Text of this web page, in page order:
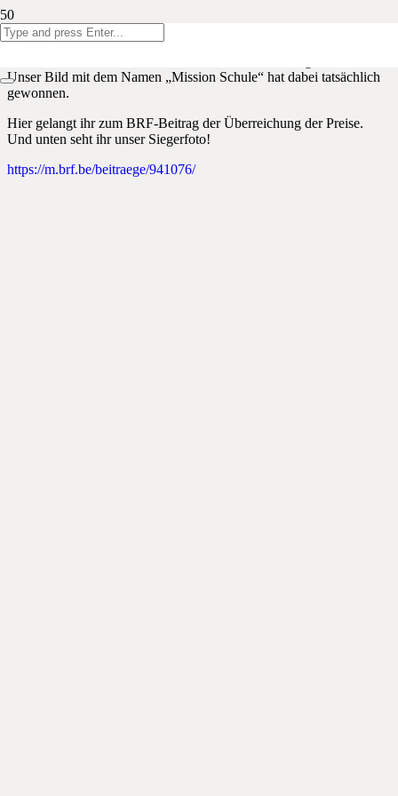
Der BRF hat in diesem Jahr einen Fotowettbewerb zur Einschulung
aller Erstklässler in der DG veranstaltet. Aufgabe war es, ein
Unser Bild mit dem Namen „Mission Schule“ hat dabei tatsächlich
gewonnen.
Hier gelangt ihr zum BRF-Beitrag der Überreichung der Preise.
Und unten seht ihr unser Siegerfoto!
https://m.brf.be/beitraege/941076/